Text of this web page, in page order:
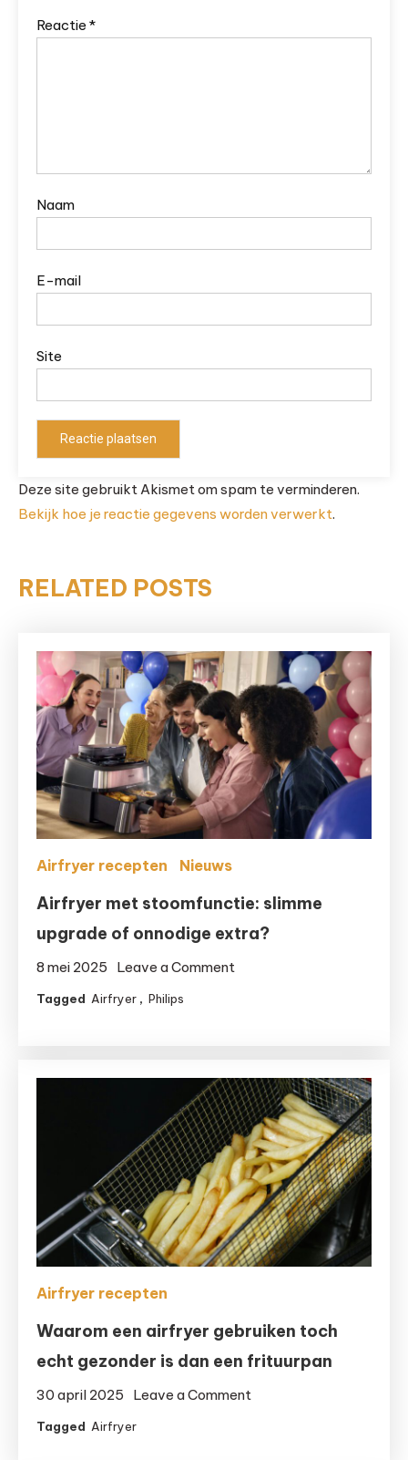
Reactie *
Naam
E-mail
Site
Deze site gebruikt Akismet om spam te verminderen.
Bekijk hoe je reactie gegevens worden verwerkt.
RELATED POSTS
Airfryer recepten Nieuws
Airfryer met stoomfunctie: slimme
upgrade of onnodige extra?
8 mei 2025 Leave a Comment
upgrade
of
onnodige
extra?
Tagged Airfryer , Philips
Airfryer recepten
Waarom een airfryer gebruiken toch
echt gezonder is dan een frituurpan
30 april 2025 Leave a Comment
Tagged Airfryer